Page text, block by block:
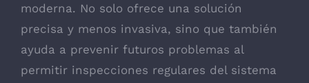
moderna. No solo ofrece una solución
precisa y menos invasiva, sino que también
ayuda a prevenir futuros problemas al
permitir inspecciones regulares del sistema